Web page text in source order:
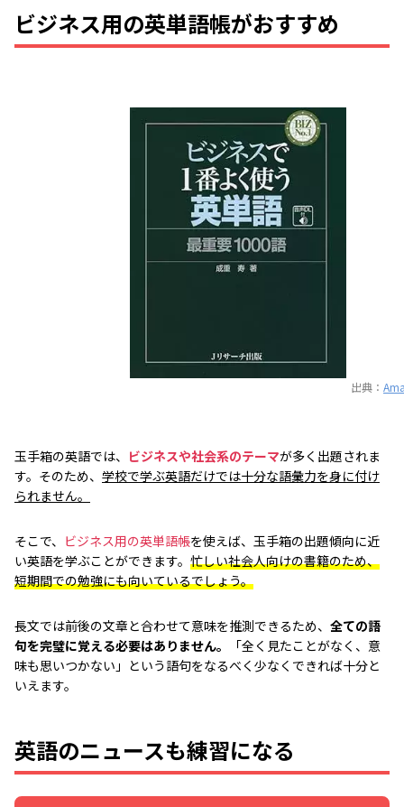
ビジネス用の英単語帳がおすすめ
出典：
玉手箱の英語では、 ビジネスや社会系のテーマが多く出題されま
す。そのため、 学校で学ぶ英語だけでは十分な語彙力を身に付け
られません。
そこで、 ビジネス用の英単語帳を使えば、玉手箱の出題傾向に近
い英語を学ぶことができます。 忙しい社会人向けの書籍のため、
短期間での勉強にも向いているでしょう。
長文では前後の文章と合わせて意味を推測できるため、 全ての語
句を完璧に覚える必要はありません。
「全く見たことがなく、意
味も思いつかない」という語句をなるべく少なくできれば十分と
いえます。
英語のニュースも練習になる